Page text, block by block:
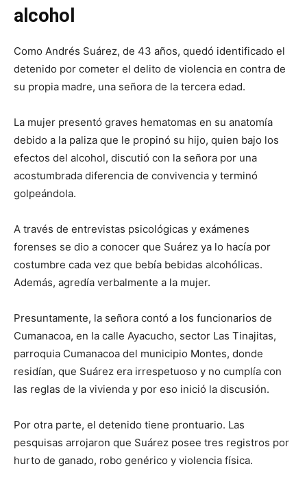
alcohol
Como Andrés Suárez, de 43 años, quedó identificado el
detenido por cometer el delito de violencia en contra de
su propia madre, una señora de la tercera edad.
La mujer presentó graves hematomas en su anatomía
debido a la paliza que le propinó su hijo, quien bajo los
efectos del alcohol, discutió con la señora por una
acostumbrada diferencia de convivencia y terminó
golpeándola.
A través de entrevistas psicológicas y exámenes
forenses se dio a conocer que Suárez ya lo hacía por
costumbre cada vez que bebía bebidas alcohólicas.
Además, agredía verbalmente a la mujer.
Presuntamente, la señora contó a los funcionarios de
Cumanacoa, en la calle Ayacucho, sector Las Tinajitas,
parroquia Cumanacoa del municipio Montes, donde
residían, que Suárez era irrespetuoso y no cumplía con
las reglas de la vivienda y por eso inició la discusión.
Por otra parte, el detenido tiene prontuario. Las
pesquisas arrojaron que Suárez posee tres registros por
hurto de ganado, robo genérico y violencia física.